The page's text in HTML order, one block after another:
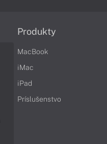
Produkty
MacBook
iMac
iPad
Príslušenstvo